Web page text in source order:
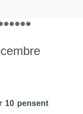
10 pensent